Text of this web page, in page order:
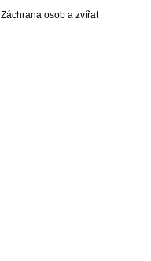
Záchrana osob a zvířat